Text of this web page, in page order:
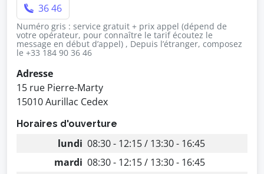
36 46
Numéro gris : service gratuit + prix appel (dépend de
votre opérateur, pour connaître le tarif écoutez le
message en début d’appel) , Depuis l’étranger, composez
le +33 184 90 36 46
Adresse
15 rue Pierre-Marty
15010 Aurillac Cedex
Horaires d'ouverture
lundi 08:30 - 12:15 / 13:30 - 16:45
mardi 08:30 - 12:15 / 13:30 - 16:45